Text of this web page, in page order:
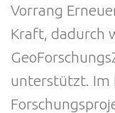
Vorrang
Kraft, dadurch
unterstützt. Im